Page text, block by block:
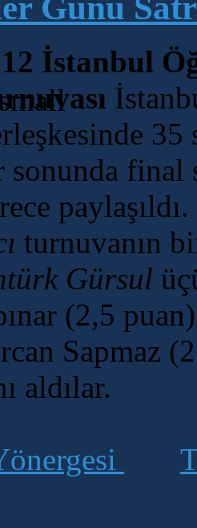
İstanbul
35
sonunda final
turnuvanın
Gürsul
(2,5
Sapmaz
aldılar.